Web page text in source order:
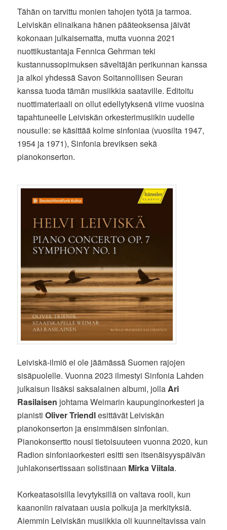
Tähän on tarvittu monien tahojen työtä ja tarmoa.
Leiviskän elinaikana hänen pääteoksensa jäivät
kokonaan julkaisematta, mutta vuonna 2021
nuottikustantaja Fennica Gehrman teki
kustannussopimuksen säveltäjän perikunnan kanssa
ja alkoi yhdessä Savon Soitannollisen Seuran
kanssa tuoda tämän musiikkia saataville. Editoitu
nuottimateriaali on ollut edellytyksenä viime vuosina
tapahtuneelle Leiviskän orkesterimusiikin uudelle
nousulle: se käsittää kolme sinfoniaa (vuosilta 1947,
1954 ja 1971), Sinfonia breviksen sekä
pianokonserton.
Leiviskä-ilmiö ei ole jäämässä Suomen rajojen
sisäpuolelle. Vuonna 2023 ilmestyi Sinfonia Lahden
julkaisun lisäksi saksalainen albumi, jollaAri
Rasilaisen johtama Weimarin kaupunginorkesteri ja
pianistiOliver Triendlesittävät Leiviskän
pianokonserton ja ensimmäisen sinfonian.
Pianokonsertto nousi tietoisuuteen vuonna 2020, kun
Radion sinfoniaorkesteri esitti sen itsenäisyyspäivän
juhlakonsertissaan solistinaan Mirka Viitala.
Korkeatasoisilla levytyksillä on valtava rooli, kun
kaanoniin raivataan uusia polkuja ja merkityksiä.
Aiemmin Leiviskän musiikkia oli kuunneltavissa vain